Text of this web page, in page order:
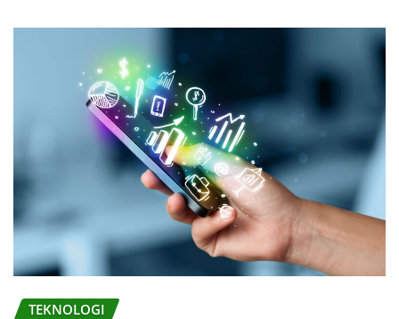
TEKNOLOGI